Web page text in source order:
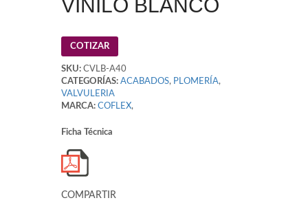
VINILO BLANCO
COTIZAR
SKU: CVLB-A40
CATEGORÍAS: ACABADOS, PLOMERÍA,
VALVULERIA
MARCA: COFLEX,
Ficha Técnica
COMPARTIR